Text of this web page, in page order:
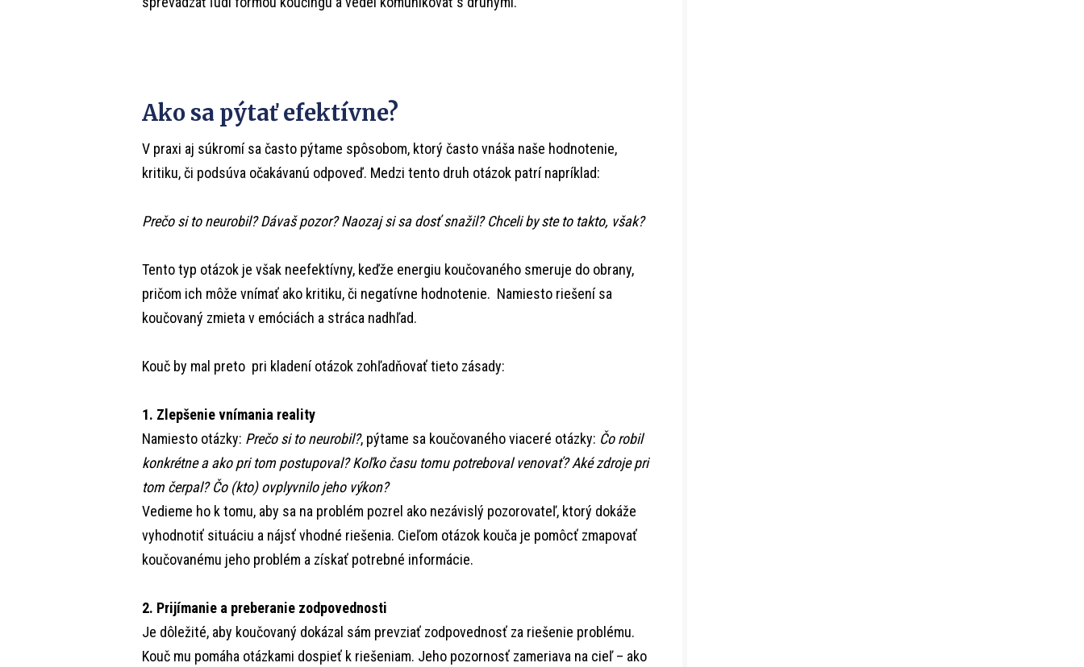
Ako sa pýtať efektívne?
V praxi aj súkromí sa často pýtame spôsobom, ktorý často vnáša naše hodnotenie,
kritiku, či podsúva očakávanú odpoveď. Medzi tento druh otázok patrí napríklad:
Prečo si to neurobil? Dávaš pozor? Naozaj si sa dosť snažil? Chceli by ste to takto, však?
Tento typ otázok je však neefektívny, keďže energiu koučovaného smeruje do obrany,
pričom ich môže vnímať ako kritiku, či negatívne hodnotenie. Namiesto riešení sa
koučovaný zmieta v emóciách a stráca nadhľad.
Kouč by mal preto pri kladení otázok zohľadňovať tieto zásady:
1. Zlepšenie vnímania reality
Namiesto otázky: Prečo si to neurobil?, pýtame sa koučovaného viaceré otázky: Čo robil
konkrétne a ako pri tom postupoval? Koľko času tomu potreboval venovať? Aké zdroje pri
tom čerpal? Čo (kto) ovplyvnilo jeho výkon?
Vedieme ho k tomu, aby sa na problém pozrel ako nezávislý pozorovateľ, ktorý dokáže
vyhodnotiť situáciu a nájsť vhodné riešenia. Cieľom otázok kouča je pomôcť zmapovať
koučovanému jeho problém a získať potrebné informácie.
2. Prijímanie a preberanie zodpovednosti
Je dôležité, aby koučovaný dokázal sám prevziať zodpovednosť za riešenie problému.
Kouč mu pomáha otázkami dospieť k riešeniam. Jeho pozornosť zameriava na cieľ – ako